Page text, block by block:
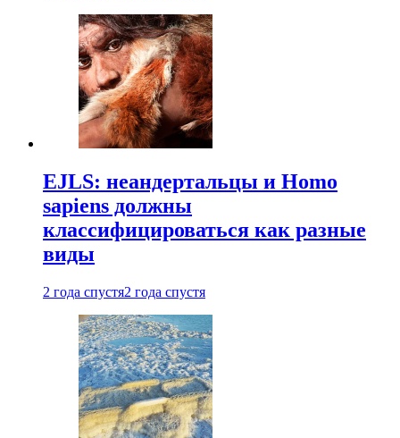
EJLS: неандертальцы и Homo
sapiens должны
классифицироваться как разные
виды
2 года спустя2 года спустя